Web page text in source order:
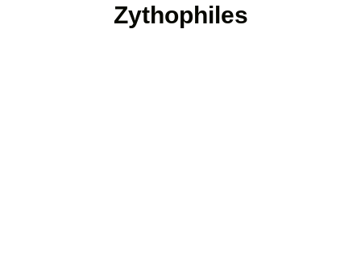
Zythophiles